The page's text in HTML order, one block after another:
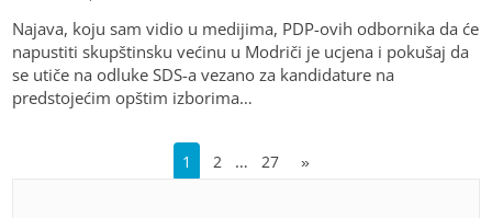
Najava, koju sam vidio u medijima, PDP-ovih odbornika da će
napustiti skupštinsku većinu u Modriči je ucjena i pokušaj da
se utiče na odluke SDS-a vezano za kandidature na
predstojećim opštim izborima…
1 2 … 27 »